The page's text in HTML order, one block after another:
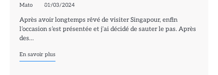
Mato 01/03/2024
Après avoir longtemps rêvé de visiter Singapour, enfin
l’occasion s’est présentée et j’ai décidé de sauter le pas. Après
des…
En savoir plus